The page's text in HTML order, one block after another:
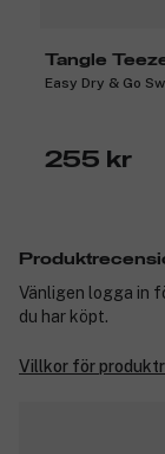
Tangle
Easy Dry & Go
255 kr
Vänligen logga in
du har köpt.
Villkor för